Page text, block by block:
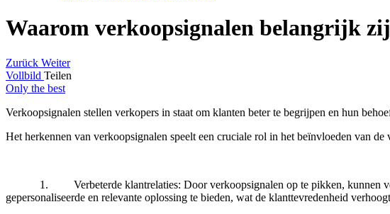
Waarom verkoopsignalen belangrijk
Zurück Weiter
Vollbild Teilen
Only the best
Verkoopsignalen stellen verkopers in staat om klanten beter te begrijpen en hun
Het herkennen van verkoopsignalen speelt een cruciale rol in het beïnvloeden van
1. Verbeterde klantrelaties: Door verkoopsignalen op te pikken, kunnen
gepersonaliseerde en relevante oplossing te bieden, wat de klanttevredenheid